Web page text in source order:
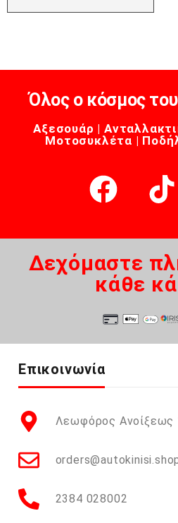
Όλος ο κόσμος
Αξεσουάρ |
Μοτοσυκλέτα |
Δεχόμαστε
κάθε
Επικοινωνία
Λεωφόρος Ανοίξεως
2384 028002